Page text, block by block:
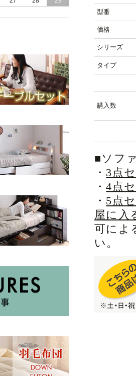
型番
価格
シリーズ
タイプ
購入数
■ソフ
・ 3点
・4点
・ 5点
屋に入
可によ
い。